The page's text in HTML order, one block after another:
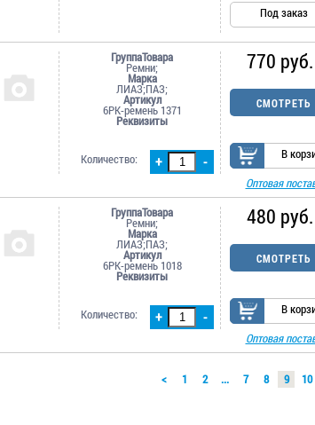
Под заказ
ГруппаТовара
Ремни;
Марка
ЛИАЗ;ПАЗ;
Артикул
6РК-ремень 1371
Реквизиты
+ -
Количество:
770 руб.
СМОТРЕТЬ
В
Оптовая
ГруппаТовара
Ремни;
Марка
ЛИАЗ;ПАЗ;
Артикул
6РК-ремень 1018
Реквизиты
+ -
Количество:
480 руб.
СМОТРЕТЬ
В
Оптовая
< 1 2 ... 7 8 9 10